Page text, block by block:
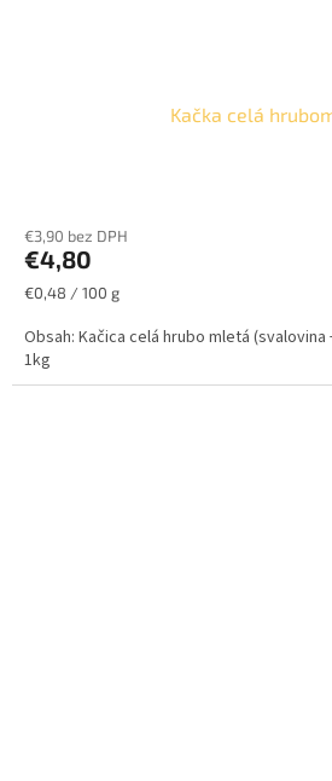
Kačka celá
€3,90 bez DPH
€4,80
Jednotková
€0,48 / 100 g
Obsah: Kačica celá hrubo mletá
1kg